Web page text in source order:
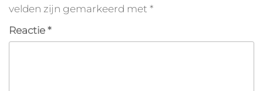
velden zijn gemarkeerd met *
Reactie *